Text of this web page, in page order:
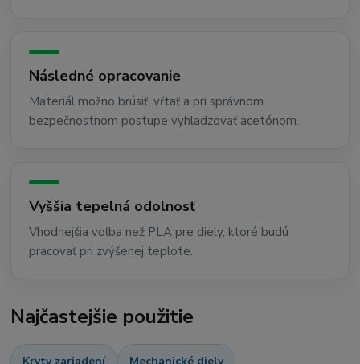
Následné opracovanie
Materiál možno brúsiť, vŕtať a pri správnom
bezpečnostnom postupe vyhladzovať acetónom.
Vyššia tepelná odolnosť
Vhodnejšia voľba než PLA pre diely, ktoré budú
pracovať pri zvýšenej teplote.
Najčastejšie použitie